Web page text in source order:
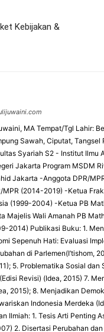
Kebijakan &
MA Tempat/Tgl Lahir:
Sawah, Ciputat,
Syariah S2 - Institut
Jakarta Program MSDM
Jakarta -Anggota DPR/
MPR (2014-2019) -Ketua
(1999-2004) -Ketua PB
Majelis Wali Amanah PB
2014) Publikasi Buku: 1.
Sepenuh Hati: Evaluasi
di Parlemen(I’tishom,
5. Problematika Sosial
Revisi) (Idea, 2015) 7.
2015); 8. Menjadikan
Indonesia Merdeka
Ilmiah: 1. Tesis Arti Penting
2. Disertasi Perubahan